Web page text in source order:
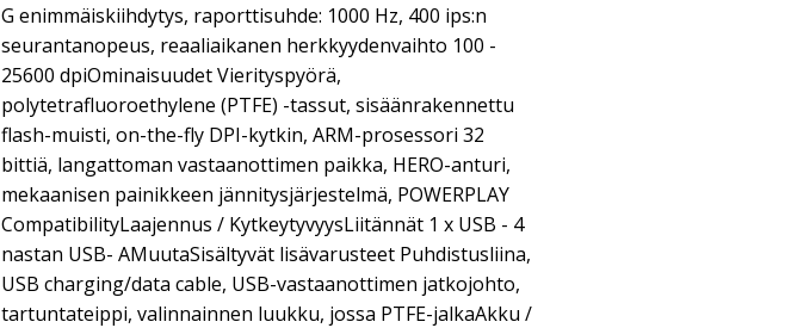
G enimmäiskiihdytys, raporttisuhde: 1000 Hz, 400 ips:n
seurantanopeus, reaaliaikanen herkkyydenvaihto 100 -
25600 dpiOminaisuudet Vierityspyörä,
polytetrafluoroethylene (PTFE) -tassut, sisäänrakennettu
flash-muisti, on-the-fly DPI-kytkin, ARM-prosessori 32
bittiä, langattoman vastaanottimen paikka, HERO-anturi,
mekaanisen painikkeen jännitysjärjestelmä, POWERPLAY
CompatibilityLaajennus / KytkeytyvyysLiitännät 1 x USB - 4
nastan USB- AMuutaSisältyvät lisävarusteet Puhdistusliina,
USB charging/data cable, USB-vastaanottimen jatkojohto,
tartuntateippi, valinnainnen luukku, jossa PTFE-jalkaAkku /